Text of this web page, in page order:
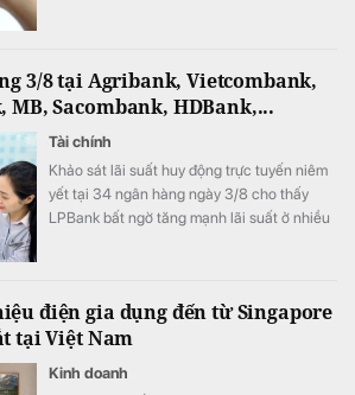
3/8 tại Agribank, Vietcombank,
MB, Sacombank, HDBank,...
Tài chính
Khảo sát lãi suất huy động trực tuyến niêm
yết tại 34 ngân hàng ngày 3/8 cho thấy
LPBank bất ngờ tăng mạnh lãi suất ở nhiều
điện gia dụng đến từ Singapore
tại Việt Nam
Kinh doanh